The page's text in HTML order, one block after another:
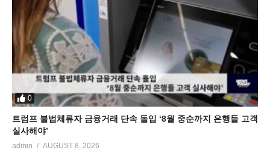
0
트럼프 불법체류자 금융거래 단속 돌입 ‘8월 중순까지 은행들 고객
실사해야’
admin AUGUST 8, 2026